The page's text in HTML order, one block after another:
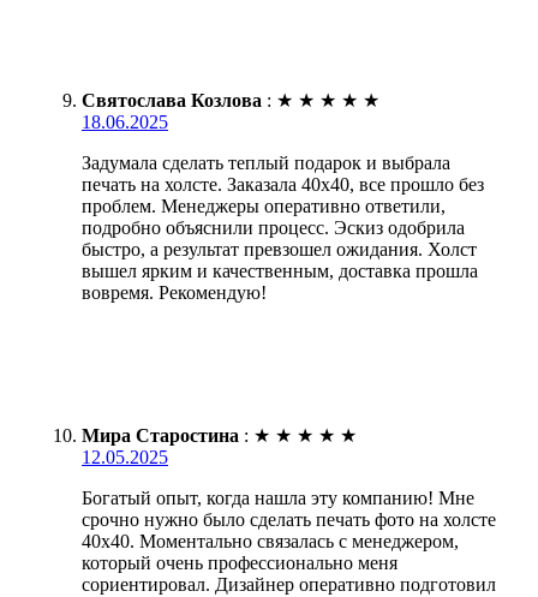
Святослава Козлова : ★ ★ ★ ★ ★
18.06.2025
Задумала сделать теплый подарок и выбрала
печать на холсте. Заказала 40х40, все прошло без
проблем. Менеджеры оперативно ответили,
подробно объяснили процесс. Эскиз одобрила
быстро, а результат превзошел ожидания. Холст
вышел ярким и качественным, доставка прошла
вовремя. Рекомендую!
Мира Старостина : ★ ★ ★ ★ ★
12.05.2025
Богатый опыт, когда нашла эту компанию! Мне
срочно нужно было сделать печать фото на холсте
40х40. Моментально связалась с менеджером,
который очень профессионально меня
сориентировал. Дизайнер оперативно подготовил